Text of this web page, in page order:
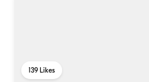
139 Likes